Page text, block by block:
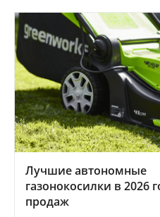
Лучшие автономные
газонокосилки в 2026
продаж